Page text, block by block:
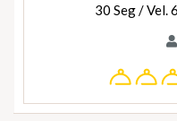
30 Seg / Vel.